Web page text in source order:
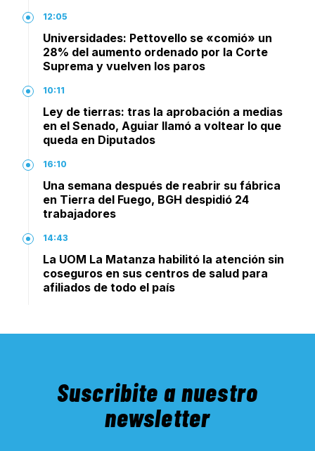
12:05
Universidades: Pettovello se «comió» un
28% del aumento ordenado por la Corte
Suprema y vuelven los paros
10:11
Ley de tierras: tras la aprobación a medias
en el Senado, Aguiar llamó a voltear lo que
queda en Diputados
16:10
Una semana después de reabrir su fábrica
en Tierra del Fuego, BGH despidió 24
trabajadores
14:43
La UOM La Matanza habilitó la atención sin
coseguros en sus centros de salud para
afiliados de todo el país
Suscribite a nuestro
newsletter